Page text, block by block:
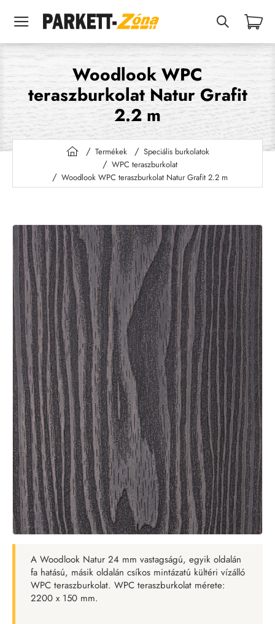
Woodlook WPC
teraszburkolat Natur Grafit
2.2 m
h
m
Termékek
Speciális burkolatok
WPC teraszburkolat
Woodlook WPC teraszburkolat Natur Grafit 2.2 m
A Woodlook Natur 24 mm vastagságú, egyik oldalán
fa hatású, másik oldalán csíkos mintázatú kültéri vízálló
WPC teraszburkolat. WPC teraszburkolat mérete:
2200 x 150 mm.